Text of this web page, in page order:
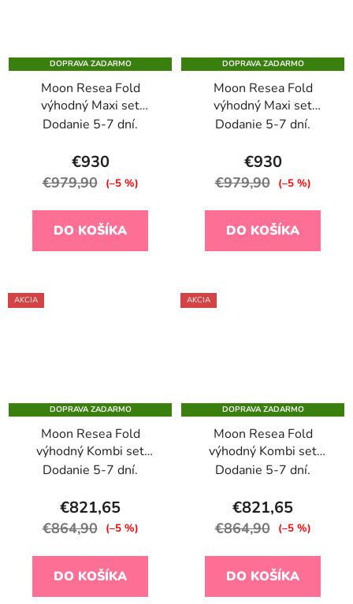
DOPRAVA ZADARMO
Moon Resea Fold
výhodný Maxi set
Cognac 2026
Dodanie 5-7 dní.
€930
€979,90 (–5 %)
DO KOŠÍKA
DOPRAVA ZADARMO
Moon Resea Fold
výhodný Maxi set
Graphite 2026
Dodanie 5-7 dní.
€930
€979,90 (–5 %)
DO KOŠÍKA
AKCIA
DOPRAVA ZADARMO
Moon Resea Fold
výhodný Kombi set
Onyx 2026
Dodanie 5-7 dní.
€821,65
€864,90 (–5 %)
DO KOŠÍKA
AKCIA
DOPRAVA ZADARMO
Moon Resea Fold
výhodný Kombi set
Tonka 2026
Dodanie 5-7 dní.
€821,65
€864,90 (–5 %)
DO KOŠÍKA